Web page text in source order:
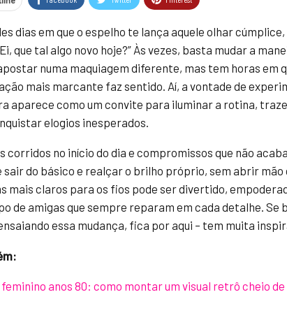
dias em que o espelho te lança aquele olhar
que tal algo novo hoje?” Às vezes, basta mudar a
numa maquiagem diferente, mas tem horas em
mais marcante faz sentido. Aí, a vontade de
aparece como um convite para iluminar a rotina,
elogios inesperados.
corridos no início do dia e compromissos que não
sair do básico e realçar o brilho próprio, sem abrir
mais claros para os fios pode ser divertido,
de amigas que sempre reparam em cada detalhe. Se
essa mudança, fica por aqui – tem muita
anos 80: como montar um visual retrô cheio